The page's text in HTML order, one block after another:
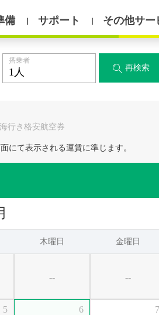
備 サポート その他サー
搭乗者
 再検索
行き格安航空券
にて表示される運賃に準じます。
木曜日 金曜日
-- --
5
6 7